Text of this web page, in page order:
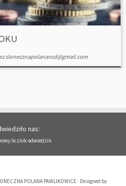
slonecznapolanarod@gmail.com
nas:
POLANA PAWLIKOWICE · Designed by